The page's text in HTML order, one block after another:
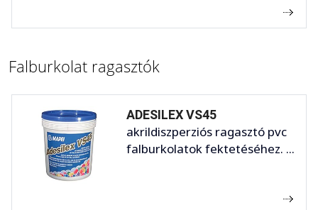
Falburkolat ragasztók
ADESILEX VS45
akrildiszperziós ragasztó pvc
falburkolatok fektetéséhez. ...